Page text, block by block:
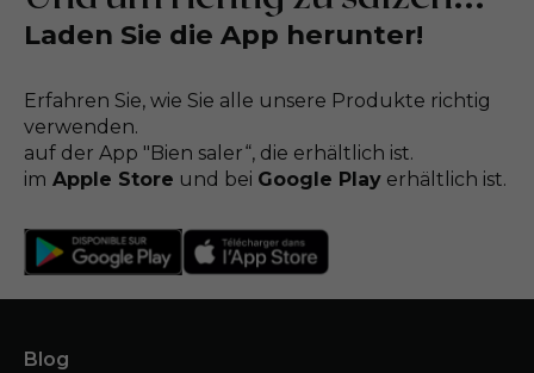
Laden Sie die App herunter!
Erfahren Sie, wie Sie alle unsere Produkte richtig
verwenden.
auf der App "Bien saler“, die erhältlich ist.
im Apple Store und bei Google Play erhältlich ist.
Blog